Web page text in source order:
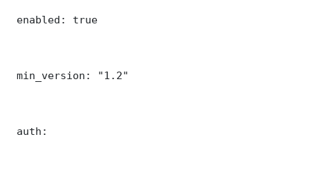
enabled: true
min_version: "1.2"
auth: